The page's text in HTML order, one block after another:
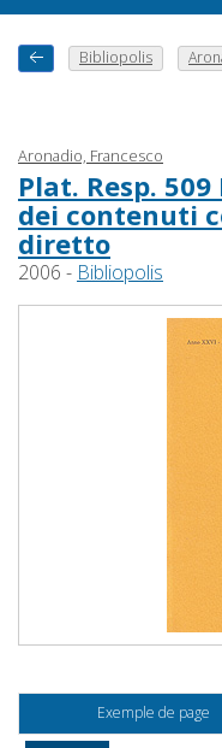
Bibliopolis
Aronadio, Francesco
Plat. Resp.
dei contenuti
diretto
2006 - Bibliopolis
Exemple de page